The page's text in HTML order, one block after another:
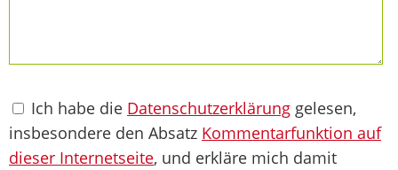
Ich habe die Datenschutzerklärung gelesen,
insbesondere den Absatz Kommentarfunktion auf
dieser Internetseite, und erkläre mich damit